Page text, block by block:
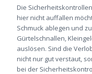
Die
hier nicht auffallen
Schmuck ablegen und
Gürtelschnallen,
auslösen. Sind die
nicht nur gut verstaut,
bei der